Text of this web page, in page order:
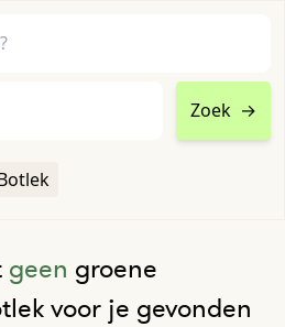
Zoek →
geen groene
voor je gevonden